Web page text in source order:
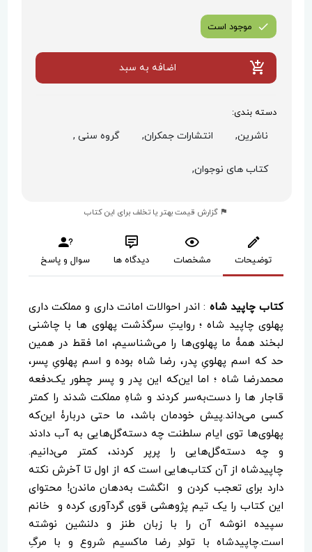
موجود است
اضافه به سبد
دسته بندی:
ناشرین, انتشارات جمکران, گروه سنی ,
کتاب های نوجوان,
گزارش قیمت بهتر یا تخلف برای این کتاب
توضیحات مشخصات دیدگاه ها سوال و پاسخ
کتاب چاپید شاه : اندر احوالات امانت داری و مملکت داری
پهلوی چاپید شاه ؛ روایتِ سرگذشت پهلوی‌ ها با چاشنی
لبخند همۀ ما پهلوی‌ها را می‌شناسیم، اما فقط در همین
حد که اسم پهلویِ پدر، رضا شاه بوده و اسم پهلویِ پسر،
محمدرضا شاه ؛ اما این‌که این پدر و پسر چطور یک‌دفعه
قاجار ها را دست‌به‌سر کردند و شاهِ مملکت شدند را کمتر
کسی می‌داند.پیش خودمان باشد، ما حتی دربارۀ این‌که
پهلوی‌ها توی ایام سلطنت چه دسته‌گل‌هایی به آب دادند
و چه دسته‌گل‌هایی را پرپر کردند، کمتر می‌دانیم.
چاپیدشاه از آن کتاب‌هایی است که از اول تا آخرش نکته
دارد برای تعجب کردن و انگشت به‌دهان ماندن! محتوای
این کتاب را یک تیم پژوهشی قوی گردآوری کرده و خانم
سپیده انوشه آن را با زبان طنز و دلنشین نوشته
است.چاپیدشاه با تولدِ رضا ماکسیم شروع و با مرگِ